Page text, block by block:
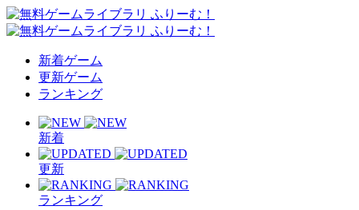
新着ゲーム
更新ゲーム
ランキング
新着
更新
ランキング